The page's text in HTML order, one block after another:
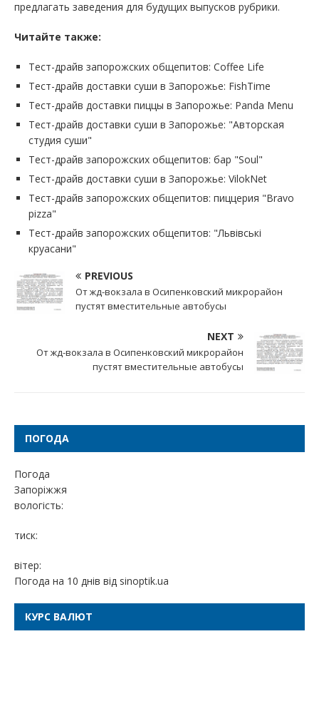
предлагать заведения для будущих выпусков рубрики.
Читайте также:
Тест-драйв запорожских общепитов: Coffee Life
Тест-драйв доставки суши в Запорожье: FishTime
Тест-драйв доставки пиццы в Запорожье: Panda Menu
Тест-драйв доставки суши в Запорожье: "Авторская
студия суши"
Тест-драйв запорожских общепитов: бар "Soul"
Тест-драйв доставки суши в Запорожье: VilokNet
Тест-драйв запорожских общепитов: пиццерия "Bravo
pizza"
Тест-драйв запорожских общепитов: "Львівські
круасани"
PREVIOUS
От жд-вокзала в Осипенковский микрорайон
пустят вместительные автобусы
NEXT
От жд-вокзала в Осипенковский микрорайон
пустят вместительные автобусы
ПОГОДА
Погода
Запоріжжя
вологість:
тиск:
вітер:
Погода на 10 днів від sinoptik.ua
КУРС ВАЛЮТ